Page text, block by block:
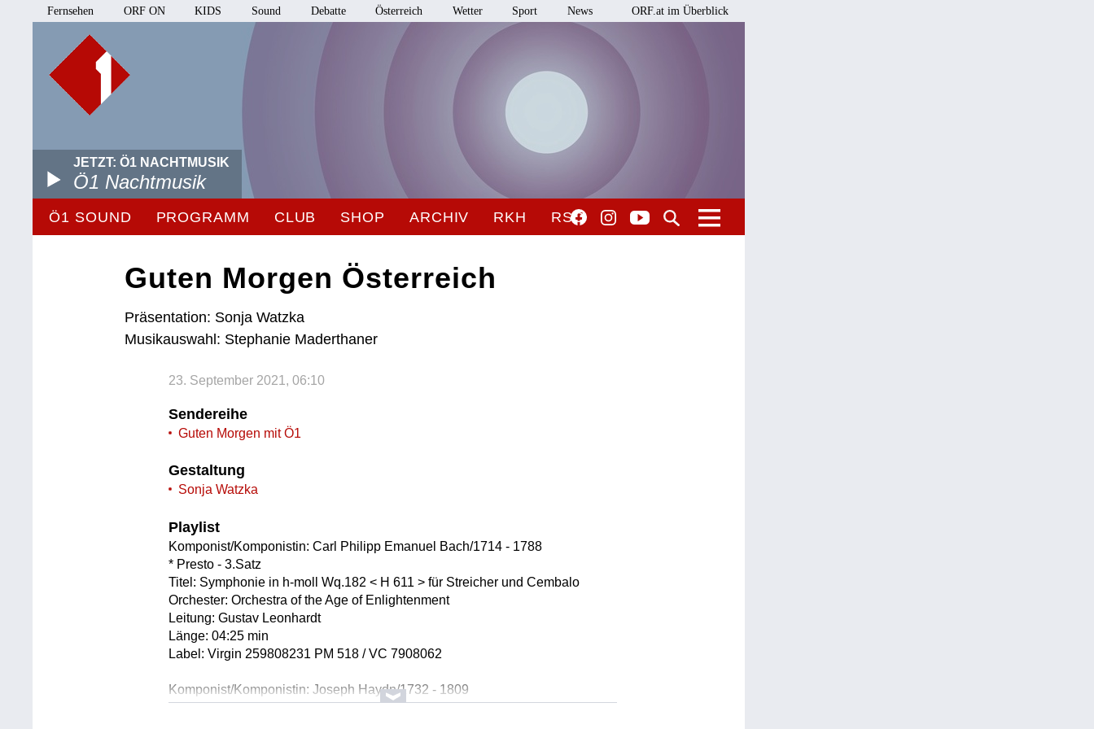
Fernsehen ORF ON KIDS Sound Debatte Österreich Wetter Sport News ORF.at im Überblick
JETZT: Ö1 NACHTMUSIK
Ö1 Nachtmusik
Ö1 SOUND PROGRAMM CLUB SHOP ARCHIV RKH RSO
Guten Morgen Österreich
Präsentation: Sonja Watzka
Musikauswahl: Stephanie Maderthaner
23. September 2021, 06:10
Sendereihe
Guten Morgen mit Ö1
Gestaltung
Sonja Watzka
Playlist
Komponist/Komponistin: Carl Philipp Emanuel Bach/1714 - 1788
* Presto - 3.Satz
Titel: Symphonie in h-moll Wq.182 < H 611 > für Streicher und Cembalo
Orchester: Orchestra of the Age of Enlightenment
Leitung: Gustav Leonhardt
Länge: 04:25 min
Label: Virgin 259808231 PM 518 / VC 7908062
Komponist/Komponistin: Joseph Haydn/1732 - 1809
Titel: Sonate für Klavier Nr.1 in G-Dur Hob.XVI/8